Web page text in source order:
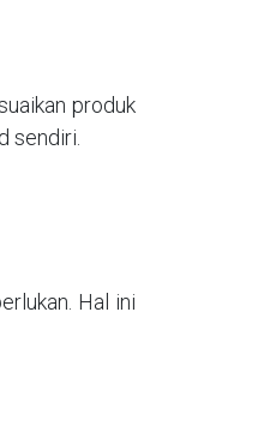
produk
sendiri.
Hal ini